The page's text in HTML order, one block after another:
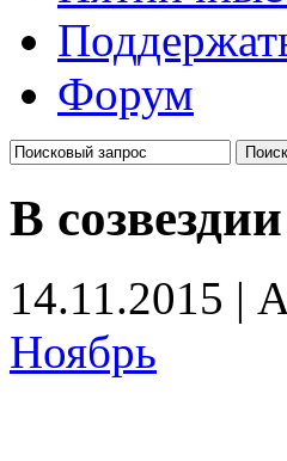
Форум
В
14.11.2015 |
Ноябрь